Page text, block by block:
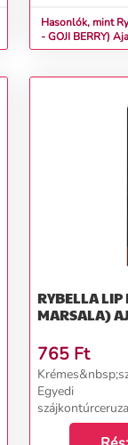
Hasonlók, mint
- GOJI
RYBELLA LIP
765 Ft
Egyedi
RyBella olasz